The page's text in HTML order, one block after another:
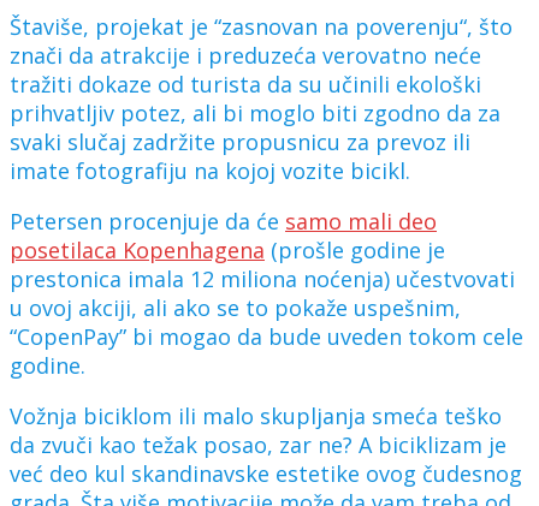
Štaviše, projekat je “zasnovan na poverenju“, što
znači da atrakcije i preduzeća verovatno neće
tražiti dokaze od turista da su učinili ekološki
prihvatljiv potez, ali bi moglo biti zgodno da za
svaki slučaj zadržite propusnicu za prevoz ili
imate fotografiju na kojoj vozite bicikl.
Petersen procenjuje da će samo mali deo
posetilaca Kopenhagena (prošle godine je
prestonica imala 12 miliona noćenja) učestvovati
u ovoj akciji, ali ako se to pokaže uspešnim,
“CopenPay” bi mogao da bude uveden tokom cele
godine.
Vožnja biciklom ili malo skupljanja smeća teško
da zvuči kao težak posao, zar ne? A biciklizam je
već deo kul skandinavske estetike ovog čudesnog